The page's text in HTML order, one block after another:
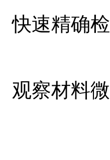
快速精确
观察材料